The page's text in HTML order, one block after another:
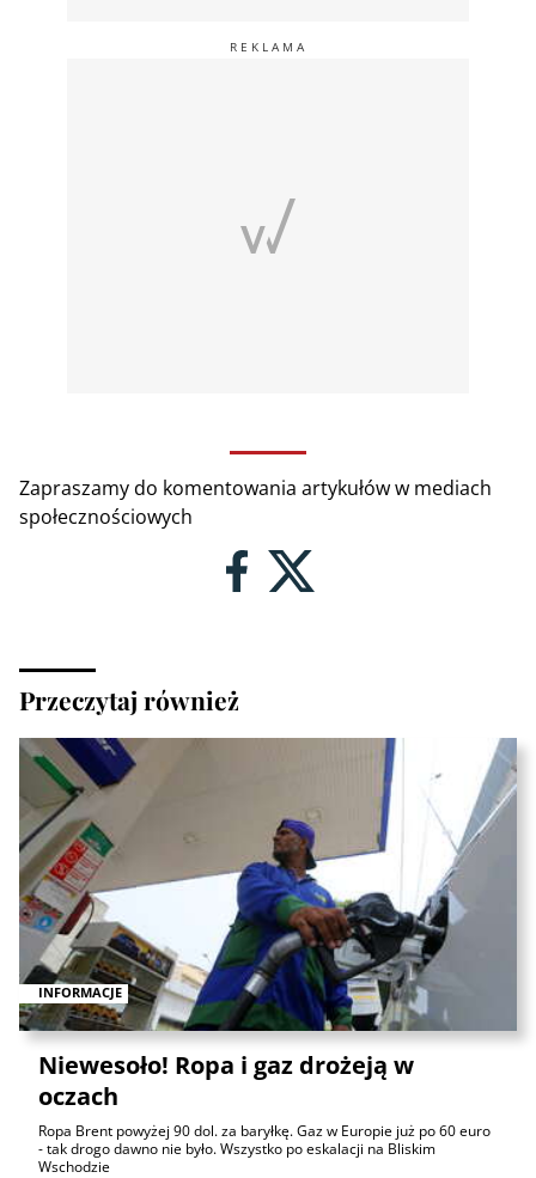
Zapraszamy do komentowania artykułów w mediach
społecznościowych
Przeczytaj również
INFORMACJE
Niewesoło! Ropa i gaz drożeją w
oczach
Ropa Brent powyżej 90 dol. za baryłkę. Gaz w Europie już po 60 euro
- tak drogo dawno nie było. Wszystko po eskalacji na Bliskim
Wschodzie